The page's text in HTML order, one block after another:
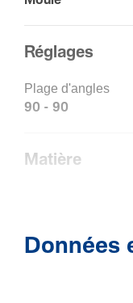
Réglages
Plage d'angles
90 - 90
Matière
Trai­te­ment
Données